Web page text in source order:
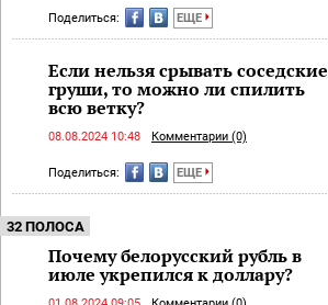
Поделиться: ЕЩЕ
Если нельзя срывать соседские
груши, то можно ли спилить
всю ветку?
08.08.2024 10:48 Комментарии (0)
Поделиться: ЕЩЕ
32 ПОЛОСА
Почему белорусский рубль в
июле укрепился к доллару?